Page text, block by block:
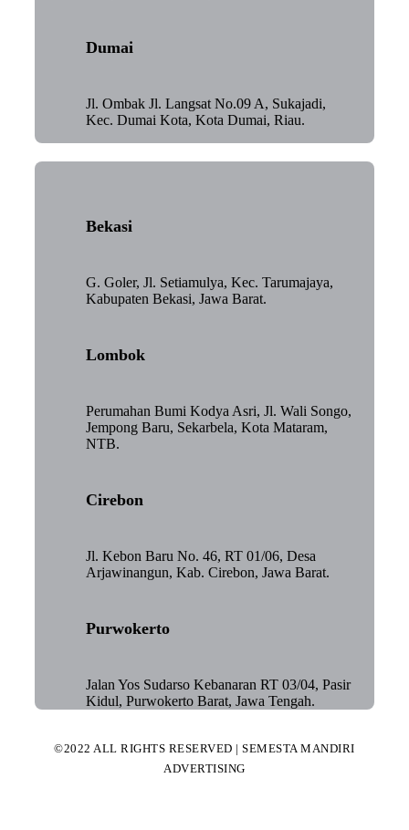
Dumai
Jl. Ombak Jl. Langsat No.09 A, Sukajadi,
Kec. Dumai Kota, Kota Dumai, Riau.
Bekasi
G. Goler, Jl. Setiamulya, Kec. Tarumajaya,
Kabupaten Bekasi, Jawa Barat.
Lombok
Perumahan Bumi Kodya Asri, Jl. Wali Songo,
Jempong Baru, Sekarbela, Kota Mataram,
NTB.
Cirebon
Jl. Kebon Baru No. 46, RT 01/06, Desa
Arjawinangun, Kab. Cirebon, Jawa Barat.
Purwokerto
Jalan Yos Sudarso Kebanaran RT 03/04, Pasir
Kidul, Purwokerto Barat, Jawa Tengah.
©2022 ALL RIGHTS RESERVED | SEMESTA MANDIRI
ADVERTISING